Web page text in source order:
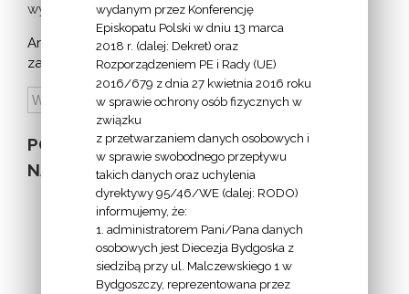
wydarzeń >
Archiwum
zapowiedzi:
POZOSTAŁE
NA STRONIE
INFORMACJE
wydanym przez Konferencję
Episkopatu Polski w dniu 13 marca
2018 r. (dalej: Dekret) oraz
Rozporządzeniem PE i Rady (UE)
2016/679 z dnia 27 kwietnia 2016 roku
w sprawie ochrony osób fizycznych w
związku
z przetwarzaniem danych osobowych i
w sprawie swobodnego przepływu
takich danych oraz uchylenia
dyrektywy 95/46/WE (dalej: RODO)
informujemy, że:
1. administratorem Pani/Pana danych
osobowych jest Diecezja Bydgoska z
siedzibą przy ul. Malczewskiego 1 w
Bydgoszczy, reprezentowana przez